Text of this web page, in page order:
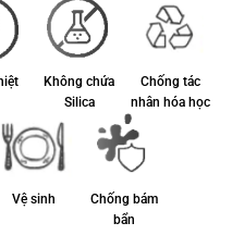
Không chứa
Silica
Chống tác
nhân hóa học
Vệ sinh
Chống bám
bẩn